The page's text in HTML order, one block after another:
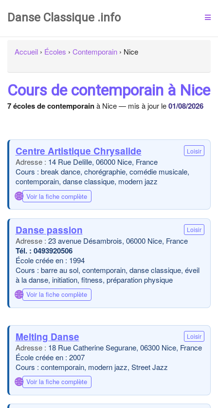
Danse Classique .info
Accueil › Écoles › Contemporain › Nice
Cours de contemporain à Nice
7 écoles de contemporainà Nice — mis à jour le01/08/2026
Centre Artistique Chrysalide Loisir
14 Rue Delille, 06000 Nice, France
Cours : break dance, chorégraphie, comédie musicale,
contemporain, danse classique, modern jazz
🌐 Voir la fiche complète
Danse passion Loisir
23 avenue Désambrois, 06000 Nice, France
0493920506
École créée en : 1994
Cours : barre au sol, contemporain, danse classique, éveil
à la danse, initiation, fitness, préparation physique
🌐 Voir la fiche complète
Melting Danse Loisir
18 Rue Catherine Segurane, 06300 Nice, France
École créée en : 2007
Cours : contemporain, modern jazz, Street Jazz
🌐 Voir la fiche complète